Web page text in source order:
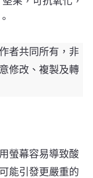
者共同所有，非
修改、複製及轉
螢幕容易導致酸
能引發更嚴重的